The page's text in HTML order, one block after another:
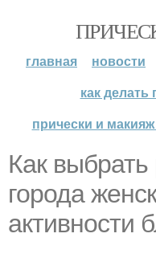
главная новости
как
прически и
Как
города
активности